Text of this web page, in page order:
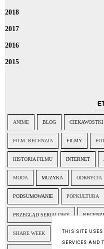
2018
2017
2016
2015
ANIME BLOG CIEKAWOSTKI
FILM. RECENZJA FILMY
HISTORIA FILMU INTERNET
MODA MUZYKA ODKRYCIA
PODSUMOWANIE POPKULTURA
PRZEGLĄD SERIALOWY
SHARE WEEK SPOŁECZEŃSTWO
THIS SITE USES
SERVICES AND